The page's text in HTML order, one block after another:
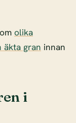
olika
äkta gran innan
i